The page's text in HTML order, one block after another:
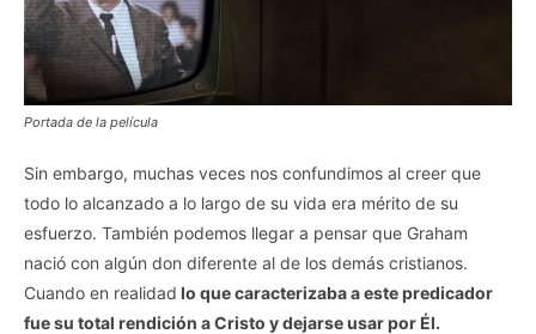
Portada de la película
Sin embargo, muchas veces nos confundimos al creer que
todo lo alcanzado a lo largo de su vida era mérito de su
esfuerzo. También podemos llegar a pensar que Graham
nació con algún don diferente al de los demás cristianos.
Cuando en realidad lo que caracterizaba a este predicador
fue su total rendición a Cristo y dejarse usar por Él.